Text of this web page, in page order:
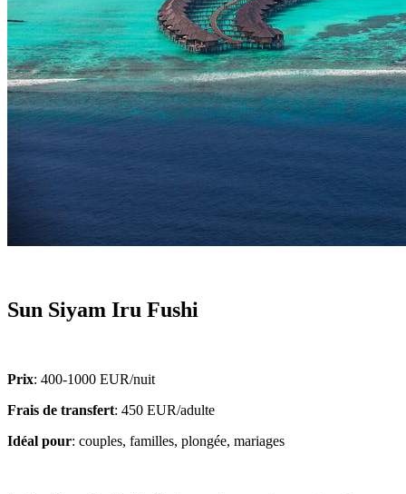
Sun Siyam Iru Fushi
Prix: 400-1000 EUR/nuit
Frais de transfert: 450 EUR/adulte
Idéal pour: couples, familles, plongée, mariages